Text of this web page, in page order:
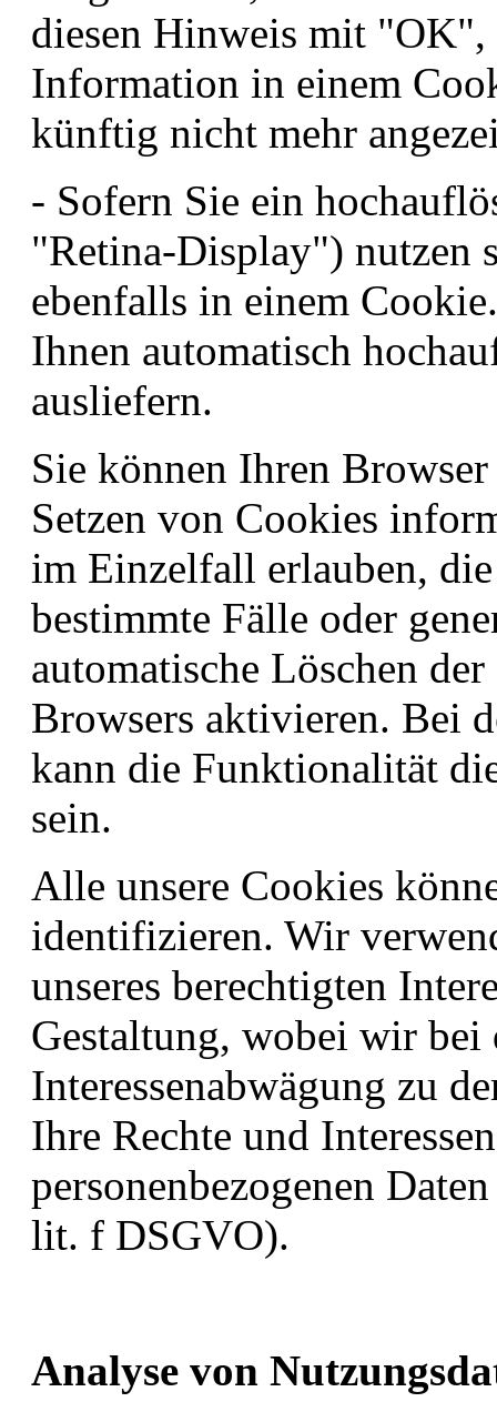
diesen Hinweis mit "OK",
Information in einem
künftig nicht mehr
- Sofern Sie ein
"Retina-Display") nutzen
ebenfalls in einem
Ihnen automatisch
ausliefern.
Sie können Ihren
Setzen von Cookies
im Einzelfall erlauben,
bestimmte Fälle oder
automatische Löschen
Browsers aktivieren. Bei
kann die Funktionalität
sein.
Alle unsere Cookies
identifizieren. Wir
unseres berechtigten
Gestaltung, wobei wir bei
Interessenabwägung zu
Ihre Rechte und
personenbezogenen
lit. f DSGVO).
Analyse von